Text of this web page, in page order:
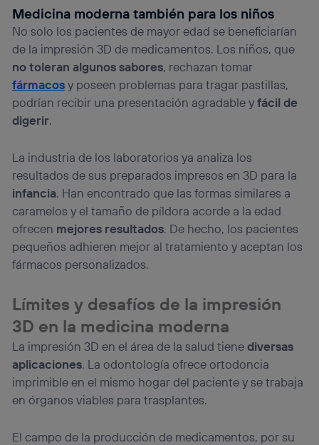
Medicina moderna también para los niños
No solo los pacientes de mayor edad se beneficiarían
de la impresión 3D de medicamentos. Los niños, que
no toleran algunos sabores, rechazan tomar
fármacosy poseen problemas para tragar pastillas,
podrían recibir una presentación agradable yfácil de
digerir.
La industria de los laboratorios ya analiza los
resultados de sus preparados impresos en 3D para la
infancia. Han encontrado que las formas similares a
caramelos y el tamaño de píldora acorde a la edad
ofrecen mejores resultados. De hecho, los pacientes
pequeños adhieren mejor al tratamiento y aceptan los
fármacos personalizados.
Límites y desafíos de la impresión
3D en la medicina moderna
La impresión 3D en el área de la salud tienediversas
aplicaciones. La odontología ofrece ortodoncia
imprimible en el mismo hogar del paciente y se trabaja
en órganos viables para trasplantes.
El campo de la producción de medicamentos, por su